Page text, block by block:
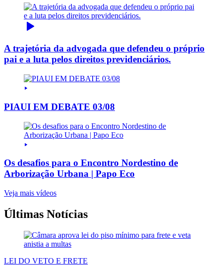
A trajetória da advogada que defendeu o próprio
pai e a luta pelos direitos previdenciários.
PIAUI EM DEBATE 03/08
Os desafios para o Encontro Nordestino de
Arborização Urbana | Papo Eco
Veja mais vídeos
Últimas Notícias
LEI DO VETO E FRETE